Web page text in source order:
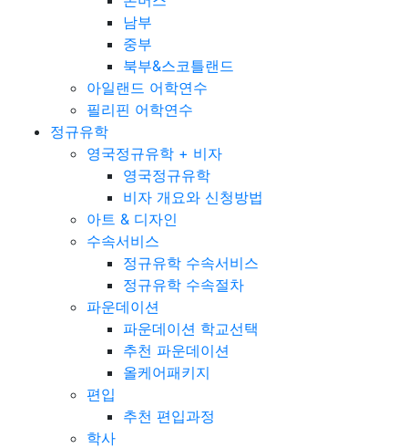
남부
중부
북부&스코틀랜드
아일랜드 어학연수
필리핀 어학연수
정규유학
영국정규유학 + 비자
영국정규유학
비자 개요와 신청방법
아트 & 디자인
수속서비스
정규유학 수속서비스
정규유학 수속절차
파운데이션
파운데이션 학교선택
추천 파운데이션
올케어패키지
편입
추천 편입과정
학사